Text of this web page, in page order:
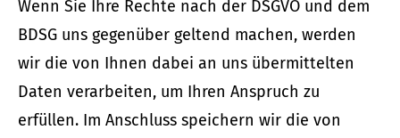
Wenn Sie Ihre Rechte nach der DSGVO und dem
BDSG uns gegenüber geltend machen, werden
wir die von Ihnen dabei an uns übermittelten
Daten verarbeiten, um Ihren Anspruch zu
erfüllen. Im Anschluss speichern wir die von